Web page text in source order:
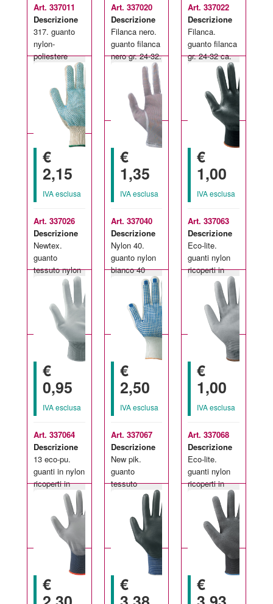
Art. 337011
Descrizione
317. guanto
nylon-
poliestere
verde palmo
puntinato.
disponibili:
DONNA-
UOMO
Art. 337020
Descrizione
Filanca nero.
guanto filanca
nero gr. 24-32.
70 denim.
Taglie
disponibili:
Art. 337022
Descrizione
Filanca.
guanto filanca
gr. 24-32 ca.
70 denim.
Taglie
disponibili:
€
2,15
IVA esclusa
Art. 337026
Descrizione
Newtex.
guanto
tessuto nylon
puntinato.
disponibili:
6-10
€
1,35
IVA esclusa
Art. 337040
Descrizione
Nylon 40.
guanto nylon
bianco 40
disponibili:
S-XL
€
1,00
IVA esclusa
Art. 337063
Descrizione
Eco-lite.
guanti nylon
ricoperti in
poliuretano.
economici.
Taglie
disponibili:
7-11
€
0,95
IVA esclusa
Art. 337064
Descrizione
13 eco-pu.
guanti in nylon
ricoperti in
poliuretano.
Taglie
disponibili:
7-10
€
2,50
IVA esclusa
Art. 337067
Descrizione
New pik.
guanto
tessuto
sintetico,
puntinato,
interno in
nylon, polso
disponibili:
7-10
€
1,00
IVA esclusa
Art. 337068
Descrizione
Eco-lite.
guanti nylon
ricoperti in
poliuretano.
economici.
Taglie
disponibili:
€ € €